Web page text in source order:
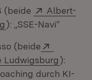
(beide Extern:
Albert-
(Öffnet in neuem
): „SSE-Navi“
(beide
Ludwigsburg(Öffnet
):
durch KI-